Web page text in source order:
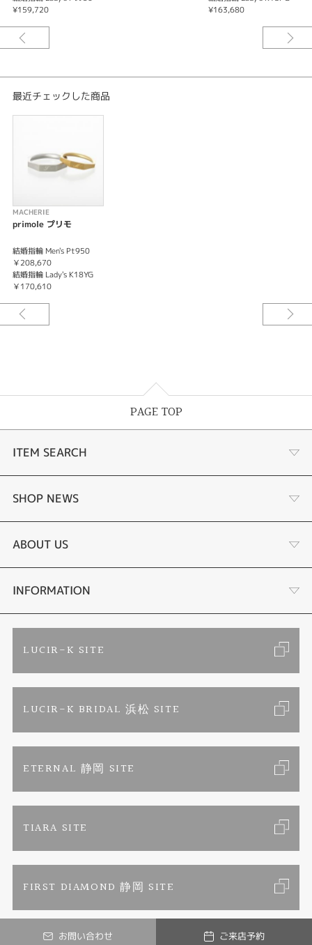
¥159,720
¥163,680
最近チェックした商品
MACHERIE
primole プリモ
結婚指輪 Men's Pt950
￥208,670
結婚指輪 Lady's K18YG
￥170,610
お問い合わせ ご来店予約
PAGE TOP
ITEM SEARCH
商品一覧
婚約指輪
結婚指輪
ブランドリスト
オーダーメイド専用サイト
SORA
エタニティリング
婚約ネックレス
真珠ネックレス
ベビーリング
SHOP NEWS
リフォーム
金・プラチナ買取り
金属アレルギーお悩み相談
プロポーズ相談室
ABOUT US
会社概要
お客様の声
INFORMATION
プライバシーポリシー
LUCIR-K SITE
LUCIR-K BRIDAL 浜松 SITE
ETERNAL 静岡 SITE
TIARA SITE
FIRST DIAMOND 静岡 SITE
© ETERNAL. All Rights Reserved.